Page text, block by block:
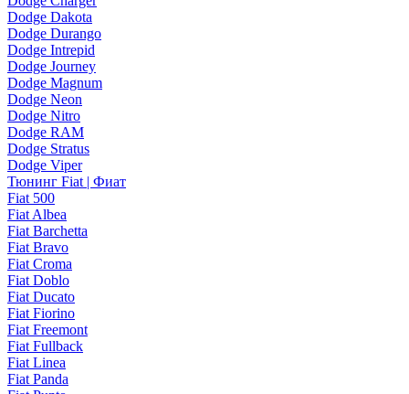
Dodge Dakota
Dodge Durango
Dodge Intrepid
Dodge Journey
Dodge Magnum
Dodge Neon
Dodge Nitro
Dodge RAM
Dodge Stratus
Dodge Viper
Тюнинг Fiat | Фиат
Fiat 500
Fiat Albea
Fiat Barchetta
Fiat Bravo
Fiat Croma
Fiat Doblo
Fiat Ducato
Fiat Fiorino
Fiat Freemont
Fiat Fullback
Fiat Linea
Fiat Panda